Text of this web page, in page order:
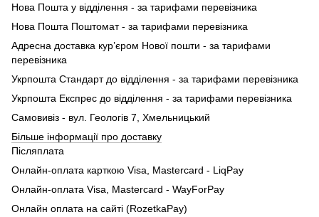
Нова Пошта у відділення - за тарифами перевізника
Нова Пошта Поштомат - за тарифами перевізника
Адресна доставка кур’єром Нової пошти - за тарифами
перевізника
Укрпошта Стандарт до відділення - за тарифами перевізника
Укрпошта Експрес до відділення - за тарифами перевізника
Самовивіз - вул. Геологів 7, Хмельницький
Більше інформації про доставку
Післяплата
Онлайн-оплата карткою Visa, Mastercard - LiqPay
Онлайн-оплата Visa, Mastercard - WayForPay
Онлайн оплата на сайті (RozetkaPay)